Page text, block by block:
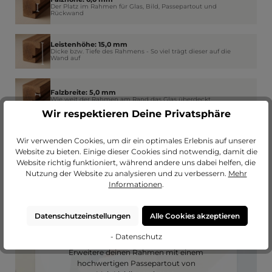
Der Platz im Rahmen für Glas, Bild, Passepartout und
Rückwand
Leistenhöhe: 15,0 mm
Dicke bzw. Tiefe des Rahmens - So viel trägt dieser auf die
Wand auf
Falzbreite: 5,0 mm
Wie weit der Rahmen am Rand das Glas überdeckt
Passendes Passepartout?
Erweitere deinen Rahmen mit einem
hochwertigen Passepartout von
Wir respektieren Deine Privatsphäre
Wir verwenden Cookies, um dir ein optimales Erlebnis auf unserer
Website zu bieten. Einige dieser Cookies sind notwendig, damit die
Website richtig funktioniert, während andere uns dabei helfen, die
Nutzung der Website zu analysieren und zu verbessern. Mehr
Informationen.
Datenschutzeinstellungen Alle Cookies akzeptieren
- Datenschutz